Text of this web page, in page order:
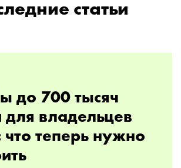
статьи
до 700 тысяч
для владельцев
что теперь нужно